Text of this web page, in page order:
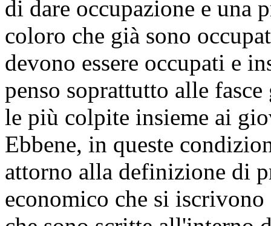
di dare occupazione e una
coloro che già sono
devono essere occupati e
penso soprattutto alle
le più colpite insieme ai
Ebbene, in queste
attorno alla definizione di
economico che si